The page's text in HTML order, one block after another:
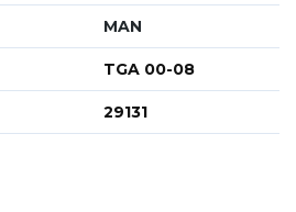
MAN
TGA 00-08
29131